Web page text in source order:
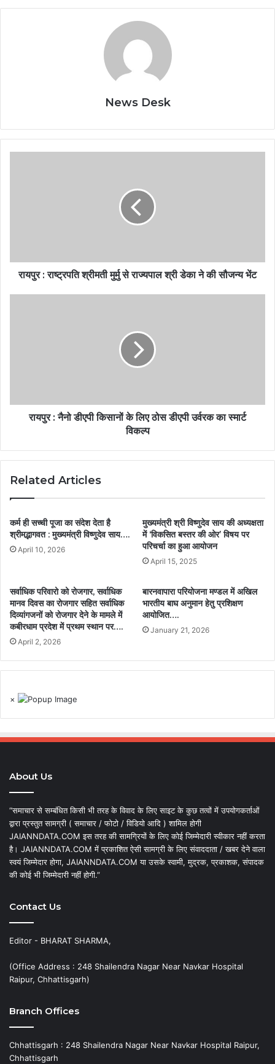
News Desk
रायपुर : राष्ट्रपति श्रीमती मुर्मु से राज्यपाल श्री डेका ने की सौजन्य भेंट
रायपुर : नैनो डीएपी किसानों के लिए ठोस डीएपी उर्वरक का स्मार्ट
विकल्प
Related Articles
कर्म ही सच्ची पूजा का संदेश देता है
श्रीमद्भागवत : मुख्यमंत्री विष्णुदेव साय….
April 10, 2026
मुख्यमंत्री श्री विष्णुदेव साय की अध्यक्षता
में ‘विकसित बस्तर की ओर’ विषय पर
परिचर्चा का हुआ आयोजन
April 15, 2025
सर्वाधिक परिवारो को रोजगार, सर्वाधिक
मानव दिवस का रोजगार सहित सर्वाधिक
दिव्यांगजनों को रोजगार देने के मामले में
कबीरधाम प्रदेश में प्रथम स्थान पर….
April 2, 2026
बारनवापारा परियोजना मण्डल में अखिल
भारतीय बाघ अनुमान हेतु प्रशिक्षण
आयोजित….
January 21, 2026
×
About Us
“समाचार से सम्बंधित किसी भी तरह के विवाद के लिए साइट के कुछ तत्वों में उपयोगकर्ताओं
द्वारा प्रस्तुत सामग्री ( समाचार / फोटो / विडियो आदि ) शामिल होगी
JAIANNDATA.COM इस तरह की सामग्रियों के लिए कोई जिम्मेदारी स्वीकार नहीं करता
है। JAIANNDATA.COM में प्रकाशित ऐसी सामग्री के लिए संवाददाता / खबर देने वाला
स्वयं जिम्मेदार होगा, JAIANNDATA.COM या उसके स्वामी, मुद्रक, प्रकाशक, संपादक
की कोई भी जिम्मेदारी नहीं होगी.”
Contact Us
Editor - BHARAT SHARMA,
(Office Address : 248 Shailendra Nagar Near Navkar Hospital
Raipur, Chhattisgarh)
Branch Offices
Chhattisgarh : 248 Shailendra Nagar Near Navkar Hospital Raipur,
Chhattisgarh